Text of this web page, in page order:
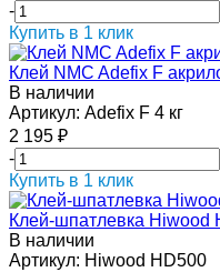
-
Купить в 1 клик
Клей NMC Adefix F
В наличии
Артикул: Adefix F 4 кг
2 195 ₽
-
Купить в 1 клик
Клей-шпатлевка Hiwood
В наличии
Артикул: Hiwood HD500